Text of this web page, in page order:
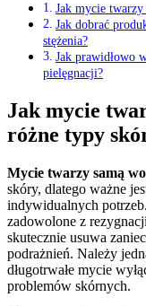
Jak mycie twarzy
Jak dobrać
stężenia?
Jak prawidłowo
pielęgnacji?
Jak mycie
różne typy
Mycie twarzy samą
skóry, dlatego ważne
indywidualnych
zadowolone z
skutecznie usuwa
podrażnień. Należy
długotrwałe mycie
problemów skórnych.